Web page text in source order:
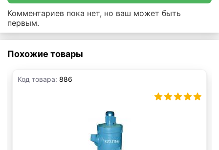
Комментариев пока нет, но ваш может быть
первым.
Похожие товары
Код товара: 886